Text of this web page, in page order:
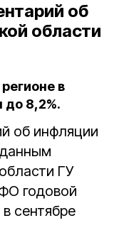
об
области
в
до 8,2%.
об инфляции
ГУ
годовой
сентябре